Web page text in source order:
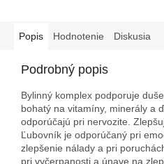
Popis Hodnotenie Diskusia
Podrobný popis
Bylinný komplex podporuje
bohatý na vitamíny, minerály a
odporúčajú pri nervozite.
Ľubovník je odporúčaný pri
zlepšenie nálady a pri
pri vyčerpanosti a únave na